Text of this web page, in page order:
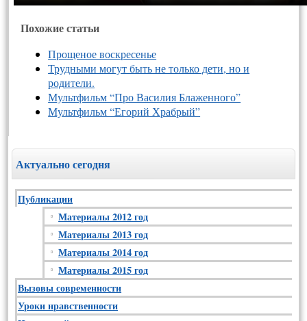
Похожие статьи
Прощеное воскресенье
Трудными могут быть не только дети, но и
родители.
Мультфильм “Про Василия Блаженного”
Мультфильм “Егорий Храбрый”
Актуально сегодня
Публикации
Материалы 2012 год
Материалы 2013 год
Материалы 2014 год
Материалы 2015 год
Вызовы современности
Уроки нравственности